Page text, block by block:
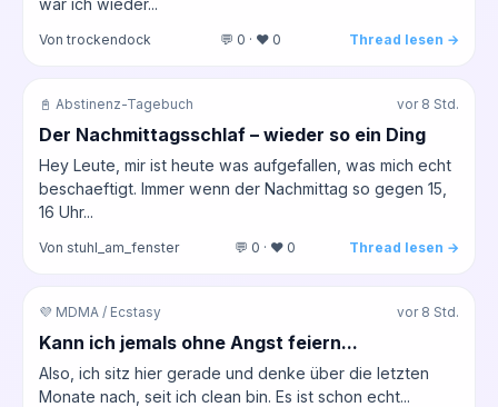
Von trockendock 💬 0 · ❤️ 0 Thread lesen →
📓 Abstinenz-Tagebuch vor 8 Std.
Der Nachmittagsschlaf – wieder so ein Ding
Hey Leute, mir ist heute was aufgefallen, was mich echt
beschaeftigt. Immer wenn der Nachmittag so gegen 15,
16 Uhr...
Von stuhl_am_fenster 💬 0 · ❤️ 0 Thread lesen →
💜 MDMA / Ecstasy vor 8 Std.
Kann ich jemals ohne Angst feiern...
Also, ich sitz hier gerade und denke über die letzten
Monate nach, seit ich clean bin. Es ist schon echt...